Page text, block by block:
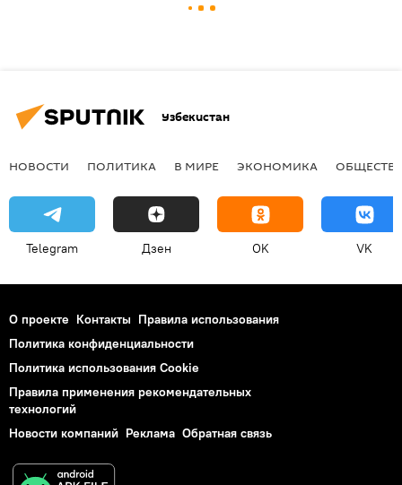
Узбекистан
НОВОСТИ ПОЛИТИКА В МИРЕ ЭКОНОМИКА
Telegram Дзен OK VK
О проекте Контакты Правила использования
Политика конфиденциальности
Политика использования Cookie
Правила применения рекомендательных
технологий
Новости компаний Реклама Обратная связь